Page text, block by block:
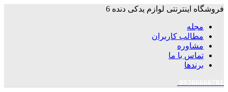
فروشگاه اینترنتی لوازم یدکی دنده 6
مجله
مطالب کاربران
مشاوره
تماس با ما
برندها